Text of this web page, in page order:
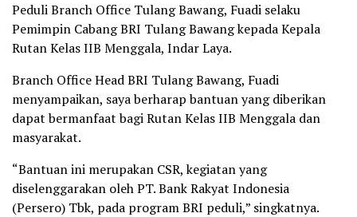
Peduli Branch Office Tulang Bawang, Fuadi selaku
Pemimpin Cabang BRI Tulang Bawang kepada Kepala
Rutan Kelas IIB Menggala, Indar Laya.
Branch Office Head BRI Tulang Bawang, Fuadi
menyampaikan, saya berharap bantuan yang diberikan
dapat bermanfaat bagi Rutan Kelas IIB Menggala dan
masyarakat.
“Bantuan ini merupakan CSR, kegiatan yang
diselenggarakan oleh PT. Bank Rakyat Indonesia
(Persero) Tbk, pada program BRI peduli,” singkatnya.